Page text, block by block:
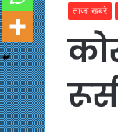
ताजा खबरे